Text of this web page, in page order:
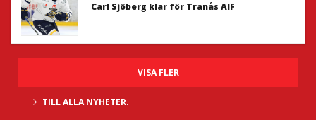
Carl Sjöberg klar för Tranås AIF
VISA FLER
TILL ALLA NYHETER.